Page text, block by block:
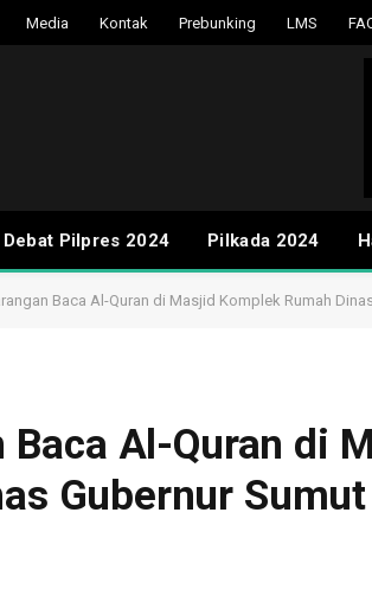
Media Kontak Prebunking LMS
Debat Pilpres 2024 Pilkada 2024
Baca Al-Quran di Masjid Komplek Rumah
Baca Al-Quran di
Gubernur Sumut